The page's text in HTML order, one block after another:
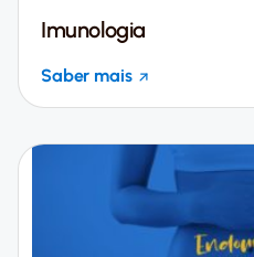
Imunologia
Saber mais